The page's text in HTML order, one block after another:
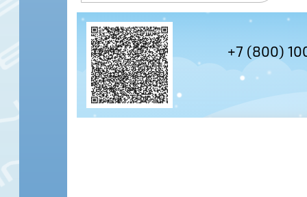
+7 (800)
+7 (495) 978-61-54